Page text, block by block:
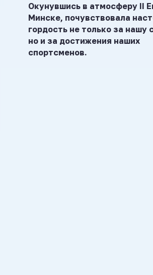
Окунувшись в атмосферу ІІ
Минске, почувствовала
гордость не только за нашу
но и за достижения наших
спортсменов.